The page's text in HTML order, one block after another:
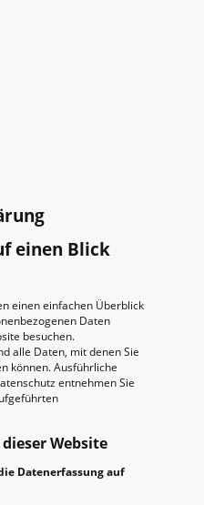
einen Blick
einen einfachen Überblick
Daten
besuchen.
alle Daten, mit denen Sie
können. Ausführliche
entnehmen Sie
Website
Datenerfassung auf